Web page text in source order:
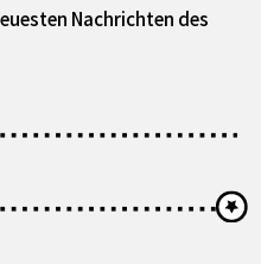
Nachrichten des